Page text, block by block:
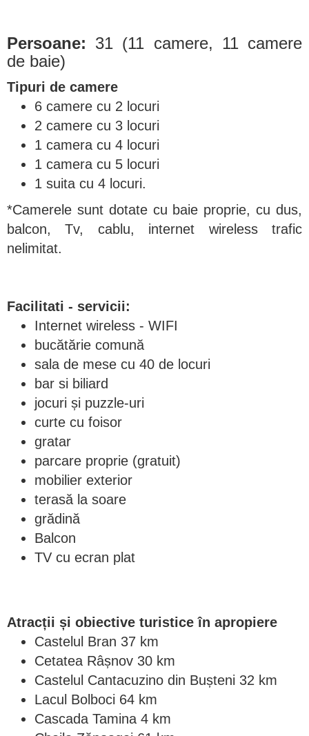
Persoane: 31 (11 camere, 11 camere
de baie)
Tipuri de camere
6 camere cu 2 locuri
2 camere cu 3 locuri
1 camera cu 4 locuri
1 camera cu 5 locuri
1 suita cu 4 locuri.
*Camerele sunt dotate cu baie proprie, cu dus,
balcon, Tv, cablu, internet wireless trafic
nelimitat.
Facilitati - servicii:
Internet wireless - WIFI
bucătărie comună
sala de mese cu 40 de locuri
bar si biliard
jocuri și puzzle-uri
curte cu foisor
gratar
parcare proprie (gratuit)
mobilier exterior
terasă la soare
grădină
Balcon
TV cu ecran plat
Atracții și obiective turistice în apropiere
Castelul Bran 37 km
Cetatea Râșnov 30 km
Castelul Cantacuzino din Bușteni 32 km
Lacul Bolboci 64 km
Cascada Tamina 4 km